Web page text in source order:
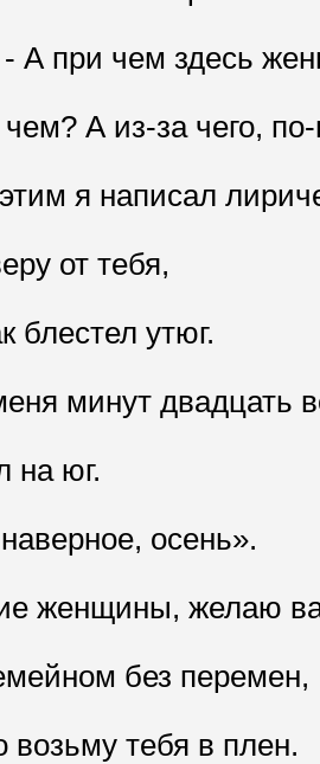
- А при чем здесь
А из-за чего,
я написал
от тебя,
блестел утюг.
минут двадцать
на юг.
осень».
женщины, желаю
без перемен,
возьму тебя в плен.